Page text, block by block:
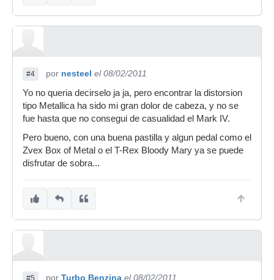
#4 por nesteel el 08/02/2011
Yo no queria decirselo ja ja, pero encontrar la distorsion
tipo Metallica ha sido mi gran dolor de cabeza, y no se
fue hasta que no consegui de casualidad el Mark IV.
Pero bueno, con una buena pastilla y algun pedal como el
Zvex Box of Metal o el T-Rex Bloody Mary ya se puede
disfrutar de sobra...
#5 por Turbo Benzina el 08/02/2011